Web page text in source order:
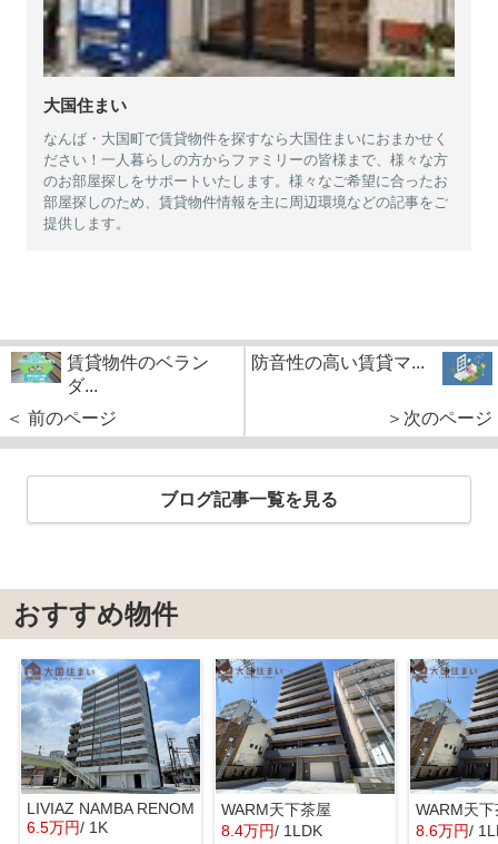
大国住まい
なんば・大国町で賃貸物件を探すなら大国住まいにおまかせく
ださい！一人暮らしの方からファミリーの皆様まで、様々な方
のお部屋探しをサポートいたします。様々なご希望に合ったお
部屋探しのため、賃貸物件情報を主に周辺環境などの記事をご
提供します。
賃貸物件のベラン
ダ...
＜ 前のページ
防音性の高い賃貸マ...
＞次のページ
ブログ記事一覧を見る
おすすめ物件
LIVIAZ NAMBA RENOM
6.5万円/ 1K
WARM天下茶屋
8.4万円/ 1LDK
WARM天
8.6万円/